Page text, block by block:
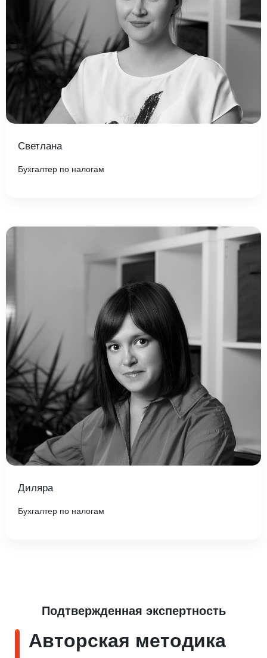
Светлана
Бухгалтер по налогам
Диляра
Бухгалтер по налогам
Подтвержденная экспертность
Авторская методика